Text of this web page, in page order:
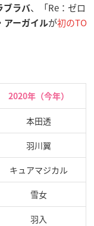
ブラバ、「Re：ゼロ
アーガイルが初のTO
2020年（今年）
本田透
羽川翼
キュアマジカル
雪女
羽入